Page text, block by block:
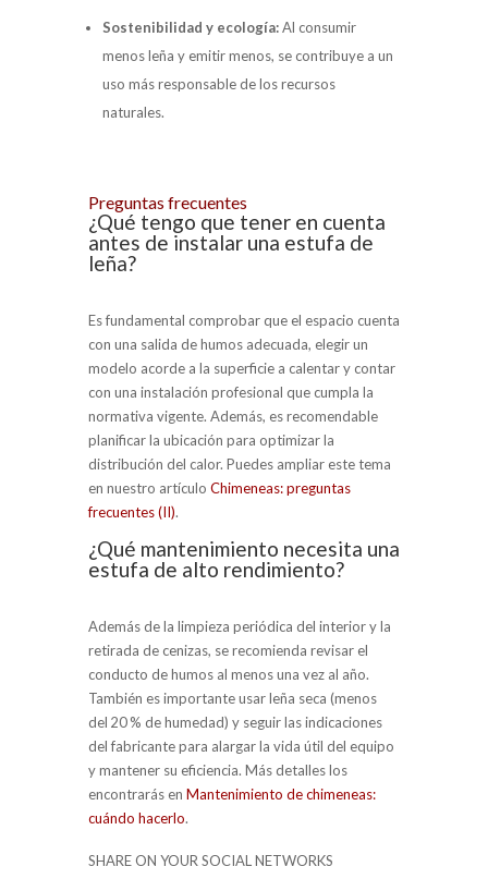
Sostenibilidad y ecología:Al consumir
menos leña y emitir menos, se contribuye a un
uso más responsable de los recursos
naturales.
Preguntas frecuentes
¿Qué tengo que tener en cuenta
antes de instalar una estufa de
leña?
Es fundamental comprobar que el espacio cuenta
con una salida de humos adecuada, elegir un
modelo acorde a la superficie a calentar y contar
con una instalación profesional que cumpla la
normativa vigente. Además, es recomendable
planificar la ubicación para optimizar la
distribución del calor. Puedes ampliar este tema
en nuestro artículo Chimeneas: preguntas
frecuentes (II).
¿Qué mantenimiento necesita una
estufa de alto rendimiento?
Además de la limpieza periódica del interior y la
retirada de cenizas, se recomienda revisar el
conducto de humos al menos una vez al año.
También es importante usar leña seca (menos
del 20 % de humedad) y seguir las indicaciones
del fabricante para alargar la vida útil del equipo
y mantener su eficiencia. Más detalles los
encontrarás en Mantenimiento de chimeneas:
cuándo hacerlo.
SHARE ON YOUR SOCIAL NETWORKS